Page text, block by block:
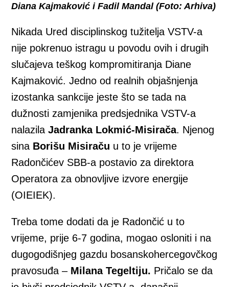
Diana Kajmaković i Fadil Mandal (Foto: Arhiva)
Nikada Ured disciplinskog tužitelja VSTV-a
nije pokrenuo istragu u povodu ovih i drugih
slučajeva teškog kompromitiranja Diane
Kajmaković. Jedno od realnih objašnjenja
izostanka sankcije jeste što se tada na
dužnosti zamjenika predsjednika VSTV-a
nalazilaJadranka Lokmić-Misirača. Njenog
sina Borišu Misiraču u to je vrijeme
Radončićev SBB-a postavio za direktora
Operatora za obnovljive izvore energije
(OIEIEK).
Treba tome dodati da je Radončić u to
vrijeme, prije 6-7 godina, mogao osloniti i na
dugogodišnjeg gazdu bosanskohercegovčkog
pravosuđa – Milana Tegeltiju. Pričalo se da